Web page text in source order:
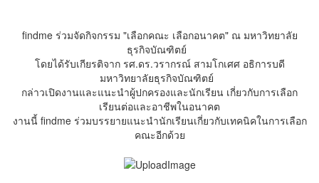
findme ร่วมจัดกิจกรรม "เลือกคณะ เลือกอนาคต" ณ มหาวิทยาลัย
ธุรกิจบัณฑิตย์
โดยได้รับเกียรติจาก รศ.ดร.วรากรณ์ สามโกเศศ อธิการบดี
มหาวิทยาลัยธุรกิจบัณฑิตย์
กล่าวเปิดงานและแนะนำผู้ปกครองและนักเรียน เกี่ยวกับการเลือก
เรียนต่อและอาชีพในอนาคต
งานนี้ findme ร่วมบรรยายแนะนำนักเรียนเกี่ยวกับเทคนิคในการเลือก
คณะอีกด้วย